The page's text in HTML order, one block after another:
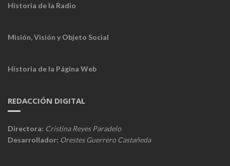
Historia de la Radio
Misión, Visión y Objeto Social
Historia de la Página Web
REDACCIÓN DIGITAL
Directora: Cristina Reyes Paradelo
Desarrollador: Orestes Guerrero Castañeda